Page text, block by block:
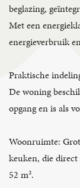
beglazing,
Met een
energieverbruik
Praktische
De woning
opgang en is als
Woonruimte:
keuken, die
52 m².